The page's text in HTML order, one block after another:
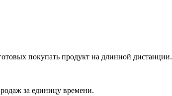
покупать продукт на длинной дистанции.
за единицу времени.